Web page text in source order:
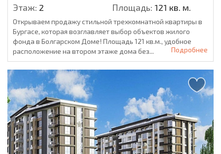
Этаж: 2 Площадь: 121 кв. м.
Открываем продажу стильной трехкомнатной квартиры в
Бургасе, которая возглавляет выбор объектов жилого
фонда в Болгарском Доме! Площадь 121 кв.м., удобное
расположение на втором этаже дома без...
Подробнее